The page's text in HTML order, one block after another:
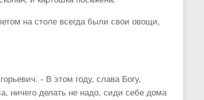
на столе всегда были свои овощи,
­- В этом году, слава Богу,
ничего делать не надо, сиди себе дома